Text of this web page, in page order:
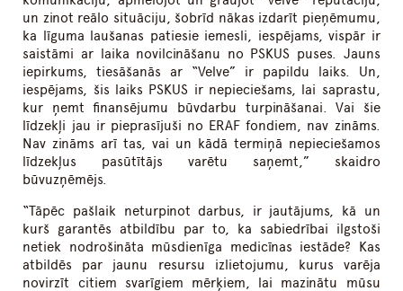
un zinot reālo situāciju, šobrīd nākas izdarīt pieņēmumu,
ka līguma laušanas patiesie iemesli, iespējams, vispār ir
saistāmi ar laika novilcināšanu no PSKUS puses. Jauns
iepirkums, tiesāšanās ar “Velve” ir papildu laiks. Un,
iespējams, šis laiks PSKUS ir nepieciešams, lai saprastu,
kur ņemt finansējumu būvdarbu turpināšanai. Vai šie
līdzekļi jau ir pieprasījuši no ERAF fondiem, nav zināms.
Nav zināms arī tas, vai un kādā termiņā nepieciešamos
līdzekļus pasūtītājs varētu saņemt,” skaidro
būvuzņēmējs.
“Tāpēc pašlaik neturpinot darbus, ir jautājums, kā un
kurš garantēs atbildību par to, ka sabiedrībai ilgstoši
netiek nodrošināta mūsdienīga medicīnas iestāde? Kas
atbildēs par jaunu resursu izlietojumu, kurus varēja
novirzīt citiem svarīgiem mērķiem, lai mazinātu mūsu